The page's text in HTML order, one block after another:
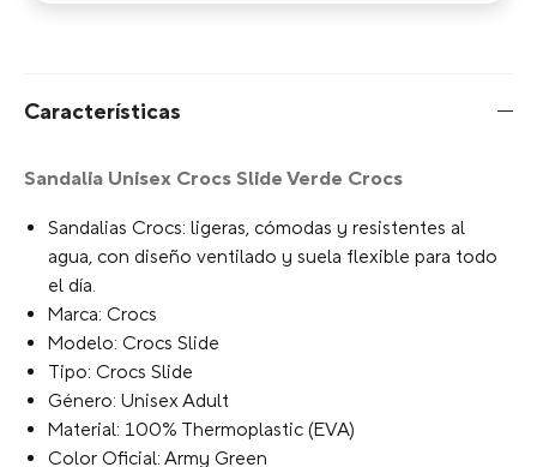
Características
Sandalia Unisex Crocs Slide Verde Crocs
Sandalias Crocs: ligeras, cómodas y resistentes al
agua, con diseño ventilado y suela flexible para todo
el día.
Marca: Crocs
Modelo: Crocs Slide
Tipo: Crocs Slide
Género: Unisex Adult
Material: 100% Thermoplastic (EVA)
Color Oficial: Army Green